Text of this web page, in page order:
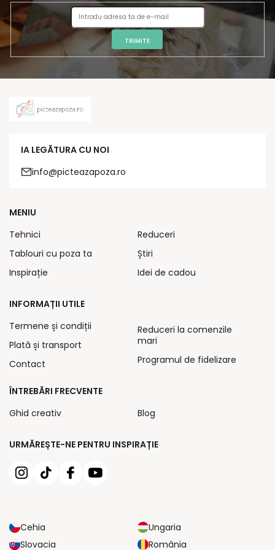
TRIMITE
IA LEGĂTURA CU NOI
info@picteazapoza.ro
URMĂREȘTE-NE PENTRU INSPIRAȚIE
Cehia
Ungaria
Slovacia
România
MENIU
Tehnici
Tablouri cu poza ta
Inspirație
Reduceri
Știri
Idei de cadou
INFORMAȚII UTILE
Termene și condiții
Plată și transport
Contact
Reduceri la comenzile
mari
Programul de fidelizare
ÎNTREBĂRI FRECVENTE
Ghid creativ
Blog